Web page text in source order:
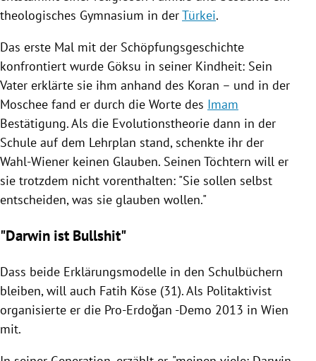
theologisches Gymnasium in derTürkei.
Das erste Mal mit der Schöpfungsgeschichte
konfrontiert wurde Göksu in seiner Kindheit: Sein
Vater erklärte sie ihm anhand des Koran – und in der
Moschee fand er durch die Worte des Imam
Bestätigung. Als die Evolutionstheorie dann in der
Schule auf dem Lehrplan stand, schenkte ihr der
Wahl-Wiener keinen Glauben. Seinen Töchtern will er
sie trotzdem nicht vorenthalten: "Sie sollen selbst
entscheiden, was sie glauben wollen."
"Darwin ist Bullshit"
Dass beide Erklärungsmodelle in den Schulbüchern
bleiben, will auch Fatih Köse (31). Als Politaktivist
organisierte er die Pro-Erdoğan -Demo 2013 in Wien
mit.